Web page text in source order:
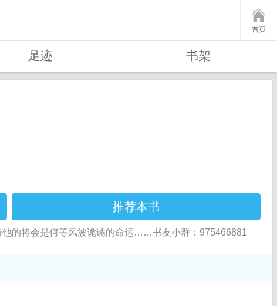
首页
足迹 书架
推荐本书
他的将会是何等风波诡谲的命运……书友小群：975466881